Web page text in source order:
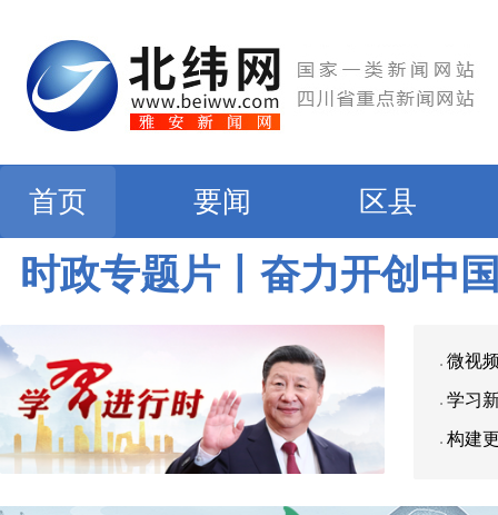
首页 要闻 区县
时政专题片丨奋力开创中
微视
学习
构建